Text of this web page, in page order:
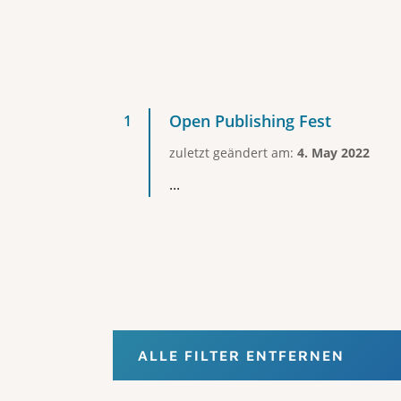
Open Publishing Fest
zuletzt geändert am: 4. May 2022
...
ALLE FILTER ENTFERNEN